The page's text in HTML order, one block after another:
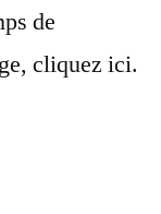
de
cliquez ici.